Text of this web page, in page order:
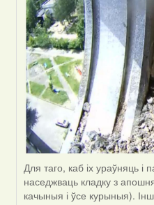
Для таго, каб іх ураўняць і
наседжваць кладку з
качыныя і ўсе курыныя).